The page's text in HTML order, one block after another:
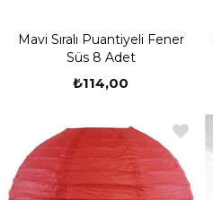
Mavi Sıralı Puantiyeli Fener
Süs 8 Adet
₺114,00